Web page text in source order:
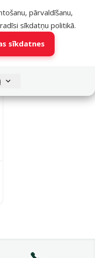
pārvaldīšanu,
sīkdatņu politikā.
sīkdatnes
grozam
grozam